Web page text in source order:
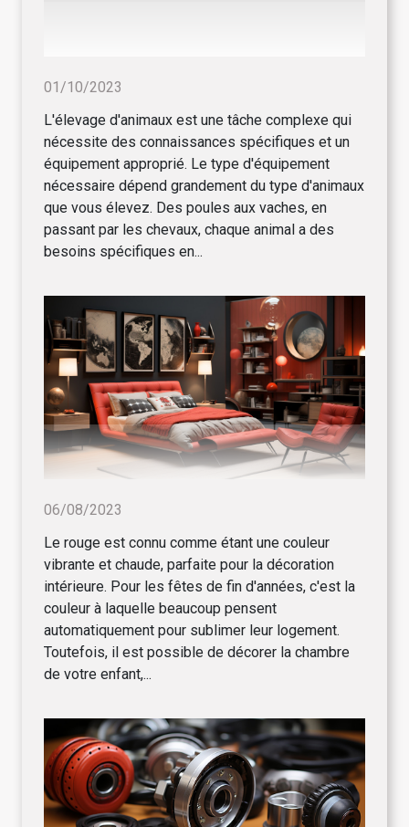
01/10/2023
L'élevage d'animaux est une tâche complexe qui
nécessite des connaissances spécifiques et un
équipement approprié. Le type d'équipement
nécessaire dépend grandement du type d'animaux
que vous élevez. Des poules aux vaches, en
passant par les chevaux, chaque animal a des
besoins spécifiques en...
06/08/2023
Le rouge est connu comme étant une couleur
vibrante et chaude, parfaite pour la décoration
intérieure. Pour les fêtes de fin d'années, c'est la
couleur à laquelle beaucoup pensent
automatiquement pour sublimer leur logement.
Toutefois, il est possible de décorer la chambre
de votre enfant,...